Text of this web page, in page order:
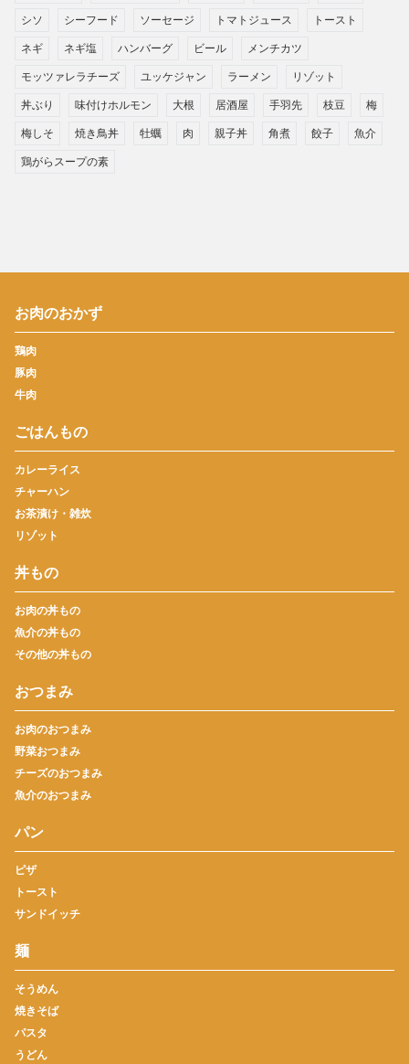
シソ シーフード ソーセージ トマトジュース トースト
ネギ ネギ塩 ハンバーグ ビール メンチカツ
モッツァレラチーズ ユッケジャン ラーメン リゾット
丼ぶり 味付けホルモン 大根 居酒屋 手羽先 枝豆 梅
梅しそ 焼き鳥丼 牡蠣 肉 親子丼 角煮 餃子 魚介
鶏がらスープの素
お肉のおかず
鶏肉
豚肉
牛肉
ごはんもの
カレーライス
チャーハン
お茶漬け・雑炊
リゾット
丼もの
お肉の丼もの
魚介の丼もの
その他の丼もの
おつまみ
お肉のおつまみ
野菜おつまみ
チーズのおつまみ
魚介のおつまみ
パン
ピザ
トースト
サンドイッチ
麺
そうめん
焼きそば
パスタ
うどん